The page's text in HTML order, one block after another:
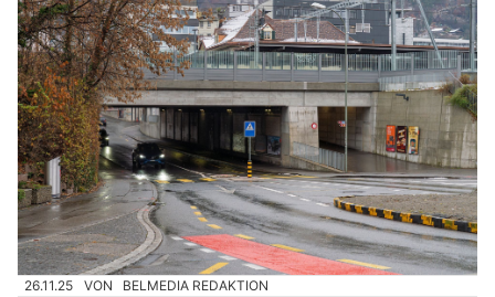
26.11.25 VON BELMEDIA REDAKTION